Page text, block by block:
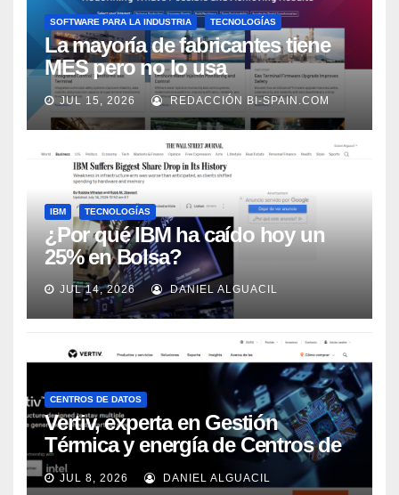
SOFTWARE PARA LA INDUSTRIA TECNOLOGÍAS
La mayoría de fabricantes tiene
MES pero no lo usa
adecuadamente, según Rockwell
Automation
JUL 15, 2026 REDACCIÓN BI-SPAIN.COM
IBM TECNOLOGÍAS
¿Por qué IBM ha caído hoy un
25% en Bolsa?
JUL 14, 2026 DANIEL ALGUACIL
CENTROS DE DATOS
Vertiv, experta en Gestión
Térmica y energía de Centros de
Datos, sigue su crecimiento
imparable
JUL 8, 2026 DANIEL ALGUACIL